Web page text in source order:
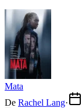
Mata
De Rachel Lang·